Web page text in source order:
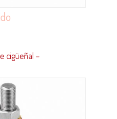
cigüeñal –